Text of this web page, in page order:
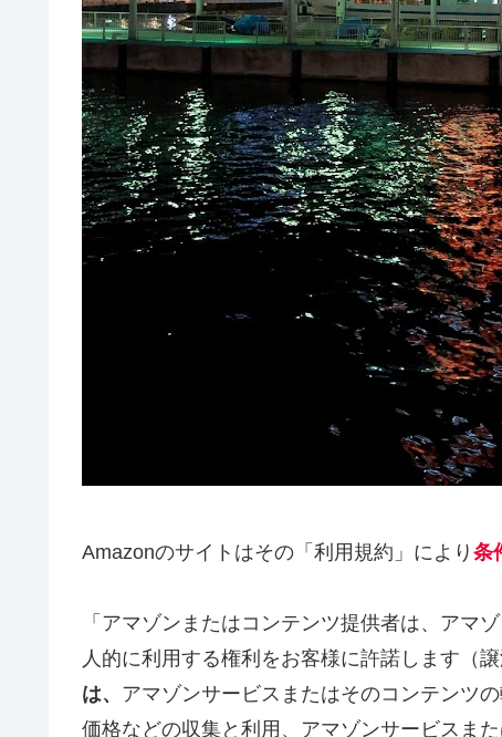
Amazonのサイトはその「利用規約」により 条
「アマゾンまたはコンテンツ提供者は、アマ
人的に利用する権利をお客様に許諾します（
は、 アマゾンサービスまたはそのコンテンツ
価格などの収集と利用、アマゾンサービスま